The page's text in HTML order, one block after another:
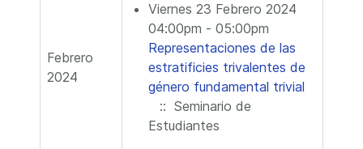
Febrero
2024
Viernes 23 Febrero 2024
04:00pm - 05:00pm
Representaciones de las
estratificies trivalentes de
género fundamental trivial
:: Seminario de
Estudiantes